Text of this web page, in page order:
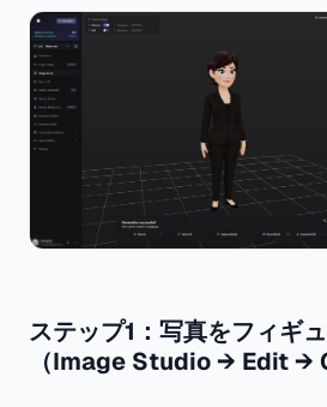
ステップ1：写真をフィギ
（Image Studio → Edit →